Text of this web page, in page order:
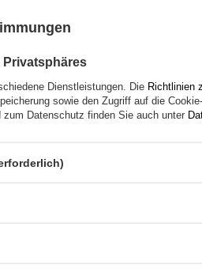
Privatsphäres
Dienstleistungen. Die Richtlinien
sowie den Zugriff auf die
Datenschutz finden Sie auch unter